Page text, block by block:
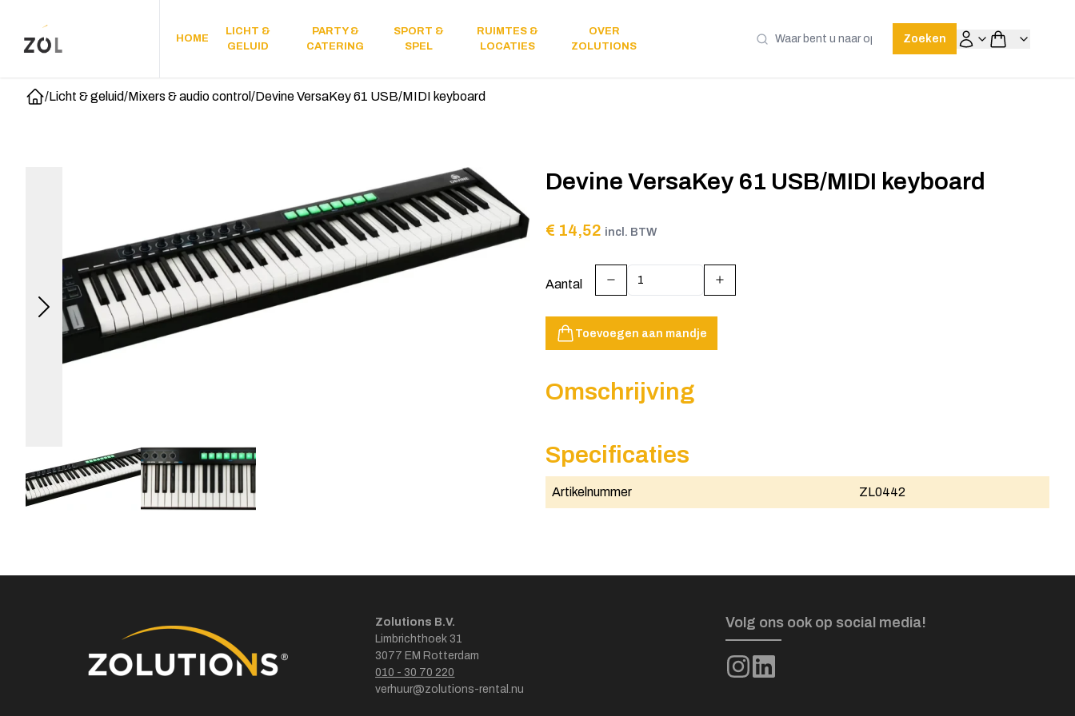
HOME
LICHT &
GELUID
PARTY &
CATERING
SPORT &
SPEL
RUIMTES &
LOCATIES
OVER
ZOLUTIONS
Zoeken
/Licht & geluid/Mixers & audio control/Devine VersaKey 61 USB/MIDI keyboard
Devine VersaKey 61 USB/MIDI keyboard
€ 14,52 incl. BTW
Aantal
Toevoegen aan mandje
Omschrijving
Specificaties
Artikelnummer ZL0442
Zolutions B.V.
Limbrichthoek 31
3077 EM Rotterdam
010 - 30 70 220
verhuur@zolutions-rental.nu
Volg ons ook op social media!